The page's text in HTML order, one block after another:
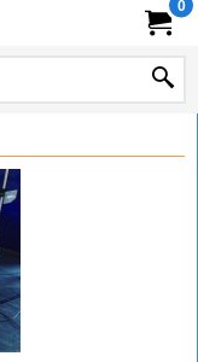
0